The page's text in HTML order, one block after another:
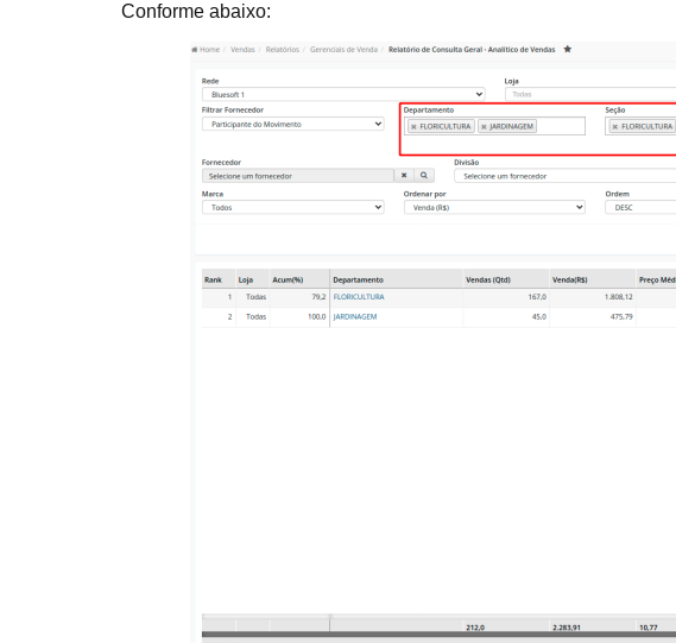
Conforme abaixo: